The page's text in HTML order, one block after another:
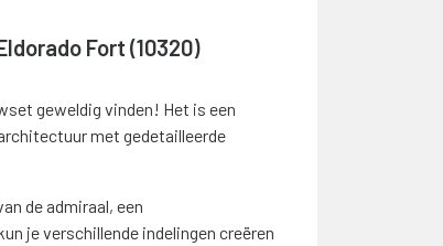
Fort (10320)
geweldig vinden! Het is een
met gedetailleerde
de admiraal, een
je verschillende indelingen creëren